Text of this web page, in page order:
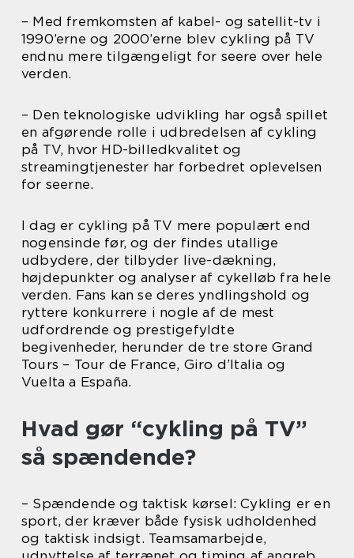
– Med fremkomsten af kabel- og satellit-tv i
1990’erne og 2000’erne blev cykling på TV
endnu mere tilgængeligt for seere over hele
verden.
– Den teknologiske udvikling har også spillet
en afgørende rolle i udbredelsen af cykling
på TV, hvor HD-billedkvalitet og
streamingtjenester har forbedret oplevelsen
for seerne.
I dag er cykling på TV mere populært end
nogensinde før, og der findes utallige
udbydere, der tilbyder live-dækning,
højdepunkter og analyser af cykelløb fra hele
verden. Fans kan se deres yndlingshold og
ryttere konkurrere i nogle af de mest
udfordrende og prestigefyldte
begivenheder, herunder de tre store Grand
Tours – Tour de France, Giro d’Italia og
Vuelta a España.
Hvad gør “cykling på TV”
så spændende?
– Spændende og taktisk kørsel: Cykling er en
sport, der kræver både fysisk udholdenhed
og taktisk indsigt. Teamsamarbejde,